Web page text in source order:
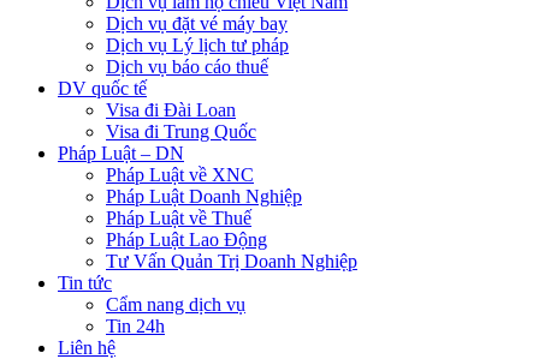
Dịch vụ đặt vé máy bay
Dịch vụ Lý lịch tư pháp
Dịch vụ báo cáo thuế
DV quốc tế
Visa đi Đài Loan
Visa đi Trung Quốc
Pháp Luật – DN
Pháp Luật về XNC
Pháp Luật Doanh Nghiệp
Pháp Luật về Thuế
Pháp Luật Lao Động
Tư Vấn Quản Trị Doanh Nghiệp
Tin tức
Cẩm nang dịch vụ
Tin 24h
Liên hệ